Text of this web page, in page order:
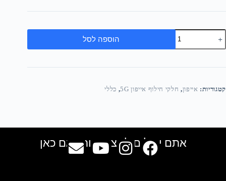
הוספה לסל
קטגוריות: אייפון, חלקי חילוף אייפון 5G , כללי
אתם יכולים למצוא אותנו גם כאן